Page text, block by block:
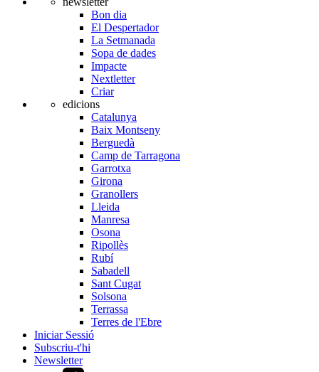
Bon dia
El Despertador
La Setmanada
Sopa de dades
Impacte
Nextletter
Criar
edicions
Catalunya
Baix Montseny
Berguedà
Camp de Tarragona
Garrotxa
Girona
Granollers
Lleida
Manresa
Osona
Ripollès
Rubí
Sabadell
Sant Cugat
Solsona
Terrassa
Terres de l'Ebre
Iniciar Sessió
Subscriu-t'hi
Newsletter